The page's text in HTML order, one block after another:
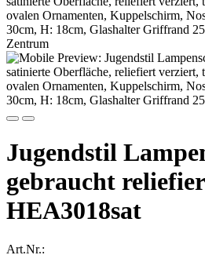
Jugendstil
gebraucht
HEA3018sat
Art.Nr.: